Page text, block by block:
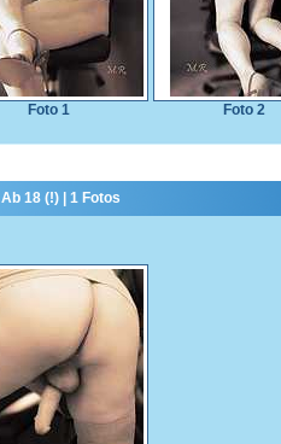
Foto 1 Foto 2
Ab 18 (!) | 1 Fotos